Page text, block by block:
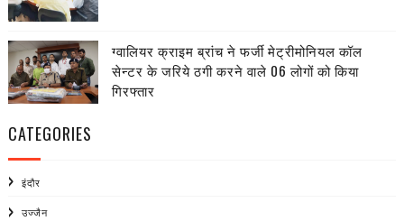
ग्वालियर क्राइम ब्रांच ने फर्जी मेट्रीमोनियल कॉल
सेन्टर के जरिये ठगी करने वाले 06 लोगों को किया
गिरफ्तार
CATEGORIES
इंदौर
उज्जैन